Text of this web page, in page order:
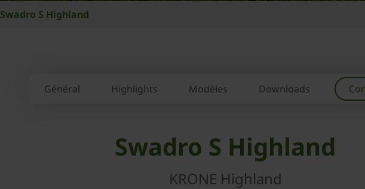
Swadro S Highland
Général Highlights Modèles Downloads
Swadro S Highland
KRONE Highland